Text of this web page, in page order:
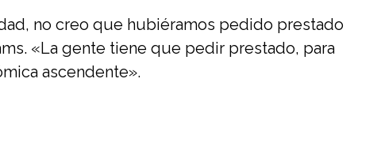
no creo que hubiéramos pedido prestado
«La gente tiene que pedir prestado, para
ascendente».